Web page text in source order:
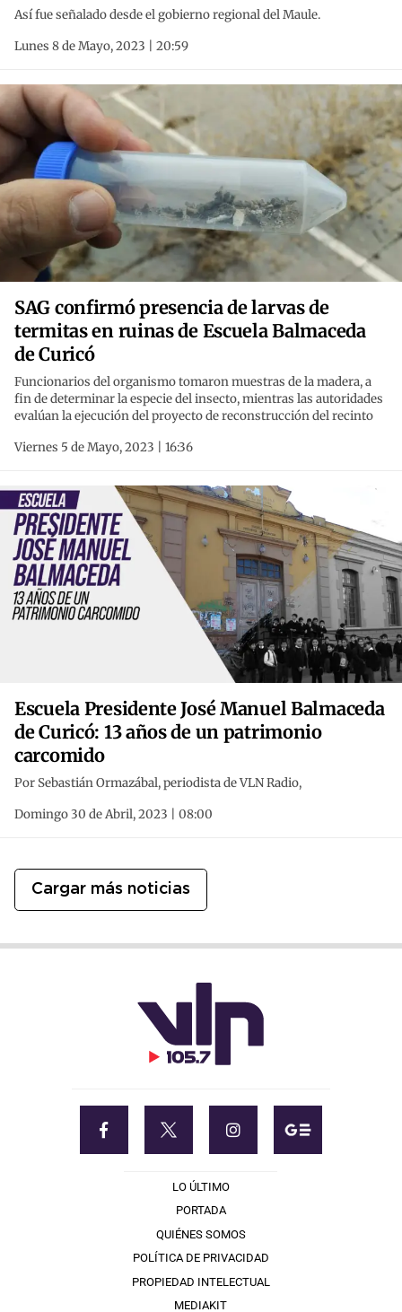
Así fue señalado desde el gobierno regional del Maule.
Lunes 8 de Mayo, 2023 | 20:59
SAG confirmó presencia de larvas de
termitas en ruinas de Escuela Balmaceda
de Curicó
Funcionarios del organismo tomaron muestras de la madera, a
fin de determinar la especie del insecto, mientras las autoridades
evalúan la ejecución del proyecto de reconstrucción del recinto
Viernes 5 de Mayo, 2023 | 16:36
Escuela Presidente José Manuel Balmaceda
de Curicó: 13 años de un patrimonio
carcomido
Por Sebastián Ormazábal, periodista de VLN Radio,
Domingo 30 de Abril, 2023 | 08:00
Cargar más noticias
LO ÚLTIMO
PORTADA
QUIÉNES SOMOS
POLÍTICA DE PRIVACIDAD
PROPIEDAD INTELECTUAL
MEDIAKIT